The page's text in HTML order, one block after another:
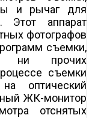
и рычаг для
Этот аппарат
фотографов
съемки,
ни прочих
съемки
оптический
ЖК-монитор
отснятых